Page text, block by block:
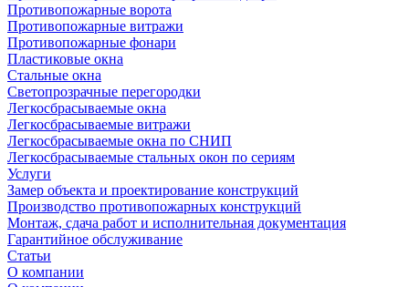
Противопожарные ворота
Противопожарные витражи
Противопожарные фонари
Пластиковые окна
Стальные окна
Светопрозрачные перегородки
Легкосбрасываемые окна
Легкосбрасываемые витражи
Легкосбрасываемые окна по СНИП
Легкосбрасываемые стальных окон по сериям
Услуги
Замер объекта и проектирование конструкций
Производство противопожарных конструкций
Монтаж, сдача работ и исполнительная документация
Гарантийное обслуживание
Статьи
О компании